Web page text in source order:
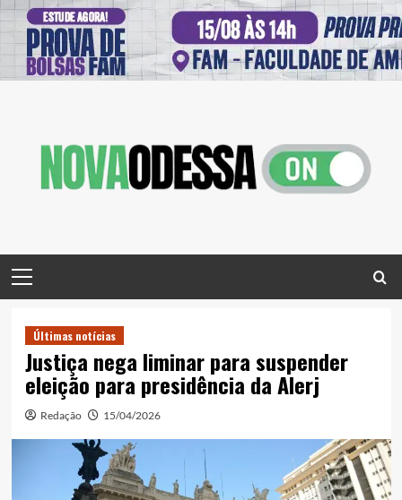
Menu
Últimas notícias
Justiça nega liminar para suspender
eleição para presidência da Alerj
Redação 15/04/2026